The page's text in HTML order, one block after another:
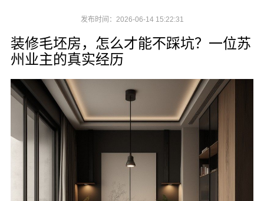
发布时间：2026-06-14 15:22:31
装修毛坯房，怎么才能不踩坑？一位苏
州业主的真实经历